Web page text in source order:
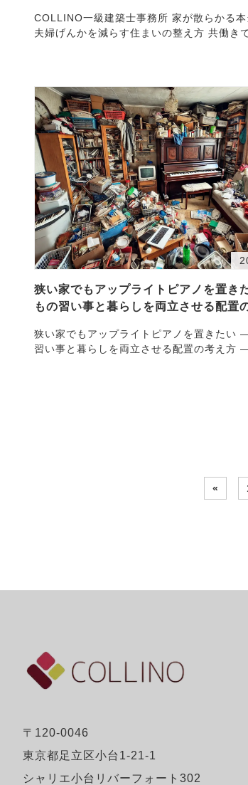
COLLINO一級建築士事務所 家が散らかる本当の理由｜
夫婦げんかを減らす住まいの整え方 共働きで子育てをし
狭い家でもアップライトピアノを置き
もの習い事と暮らしを両立させる配置
狭い家でもアップライトピアノを置きたい ― 子どもの
習い事と暮らしを両立させる配置の考え方 ― 「部屋
«
〒120-0046
東京都足立区小台1-21-1
シャリエ小台リバーフォート302